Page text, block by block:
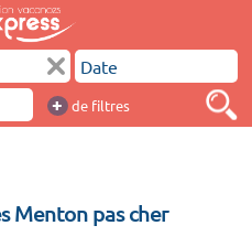
+ de filtres
Menton pas cher